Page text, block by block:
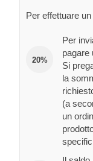
Per effettuare
20%
Per
pagare
Si
la
(a
un